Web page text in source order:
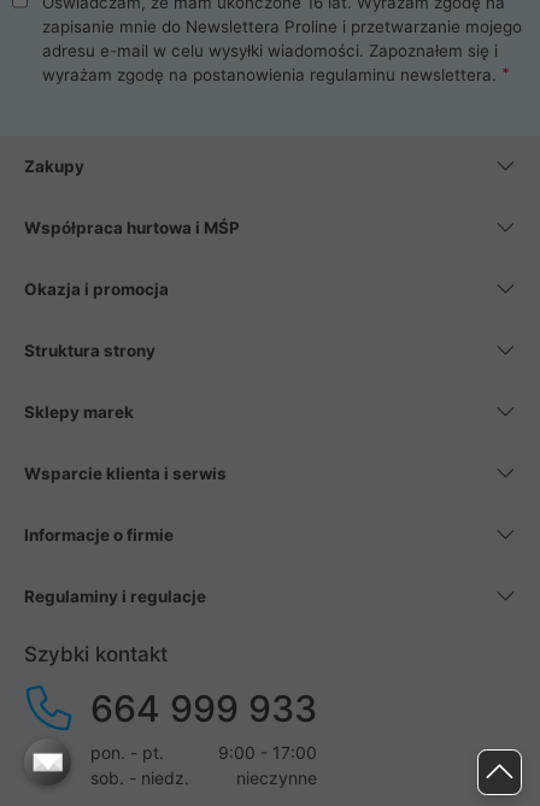
zapisanie mnie do Newslettera Proline i przetwarzanie mojego
adresu e-mail w celu wysyłki wiadomości. Zapoznałem się i
wyrażam zgodę na postanowienia regulaminu newslettera.
Zakupy
Współpraca hurtowa i MŚP
Okazja i promocja
Struktura strony
Sklepy marek
Wsparcie klienta i serwis
Informacje o firmie
Regulaminy i regulacje
Szybki kontakt
664 999 933
pon. - pt.
9:00 - 17:00
sob. - niedz.
nieczynne